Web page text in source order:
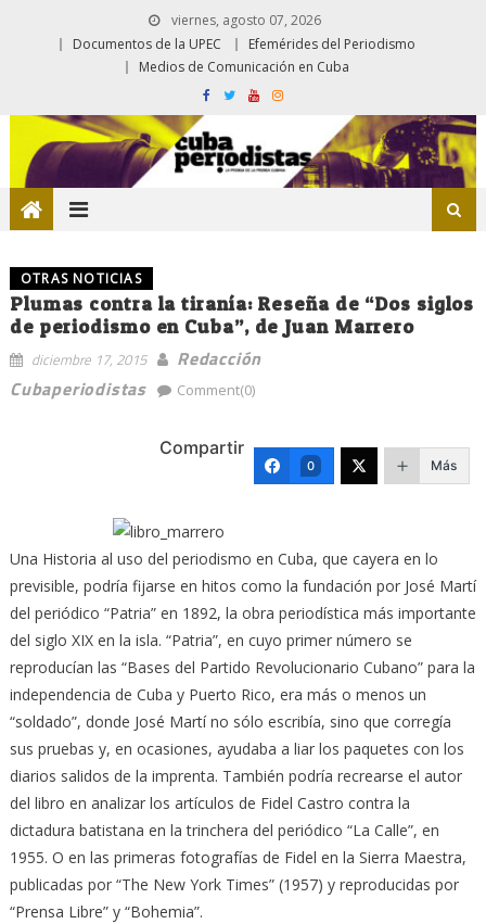
viernes, agosto 07, 2026
Documentos de la UPEC
Efemérides del Periodismo
Medios de Comunicación en Cuba
OTRAS NOTICIAS
Plumas contra la tiranía: Reseña de “Dos siglos
de periodismo en Cuba”, de Juan Marrero
diciembre 17, 2015
Redacción
Cubaperiodistas
Comment(0)
Compartir
0 Más
Una Historia al uso del periodismo en Cuba, que cayera en lo
previsible, podría fijarse en hitos como la fundación por José Martí
del periódico “Patria” en 1892, la obra periodística más importante
del siglo XIX en la isla. “Patria”, en cuyo primer número se
reproducían las “Bases del Partido Revolucionario Cubano” para la
independencia de Cuba y Puerto Rico, era más o menos un
“soldado”, donde José Martí no sólo escribía, sino que corregía
sus pruebas y, en ocasiones, ayudaba a liar los paquetes con los
diarios salidos de la imprenta. También podría recrearse el autor
del libro en analizar los artículos de Fidel Castro contra la
dictadura batistana en la trinchera del periódico “La Calle”, en
1955. O en las primeras fotografías de Fidel en la Sierra Maestra,
publicadas por “The New York Times” (1957) y reproducidas por
“Prensa Libre” y “Bohemia”.